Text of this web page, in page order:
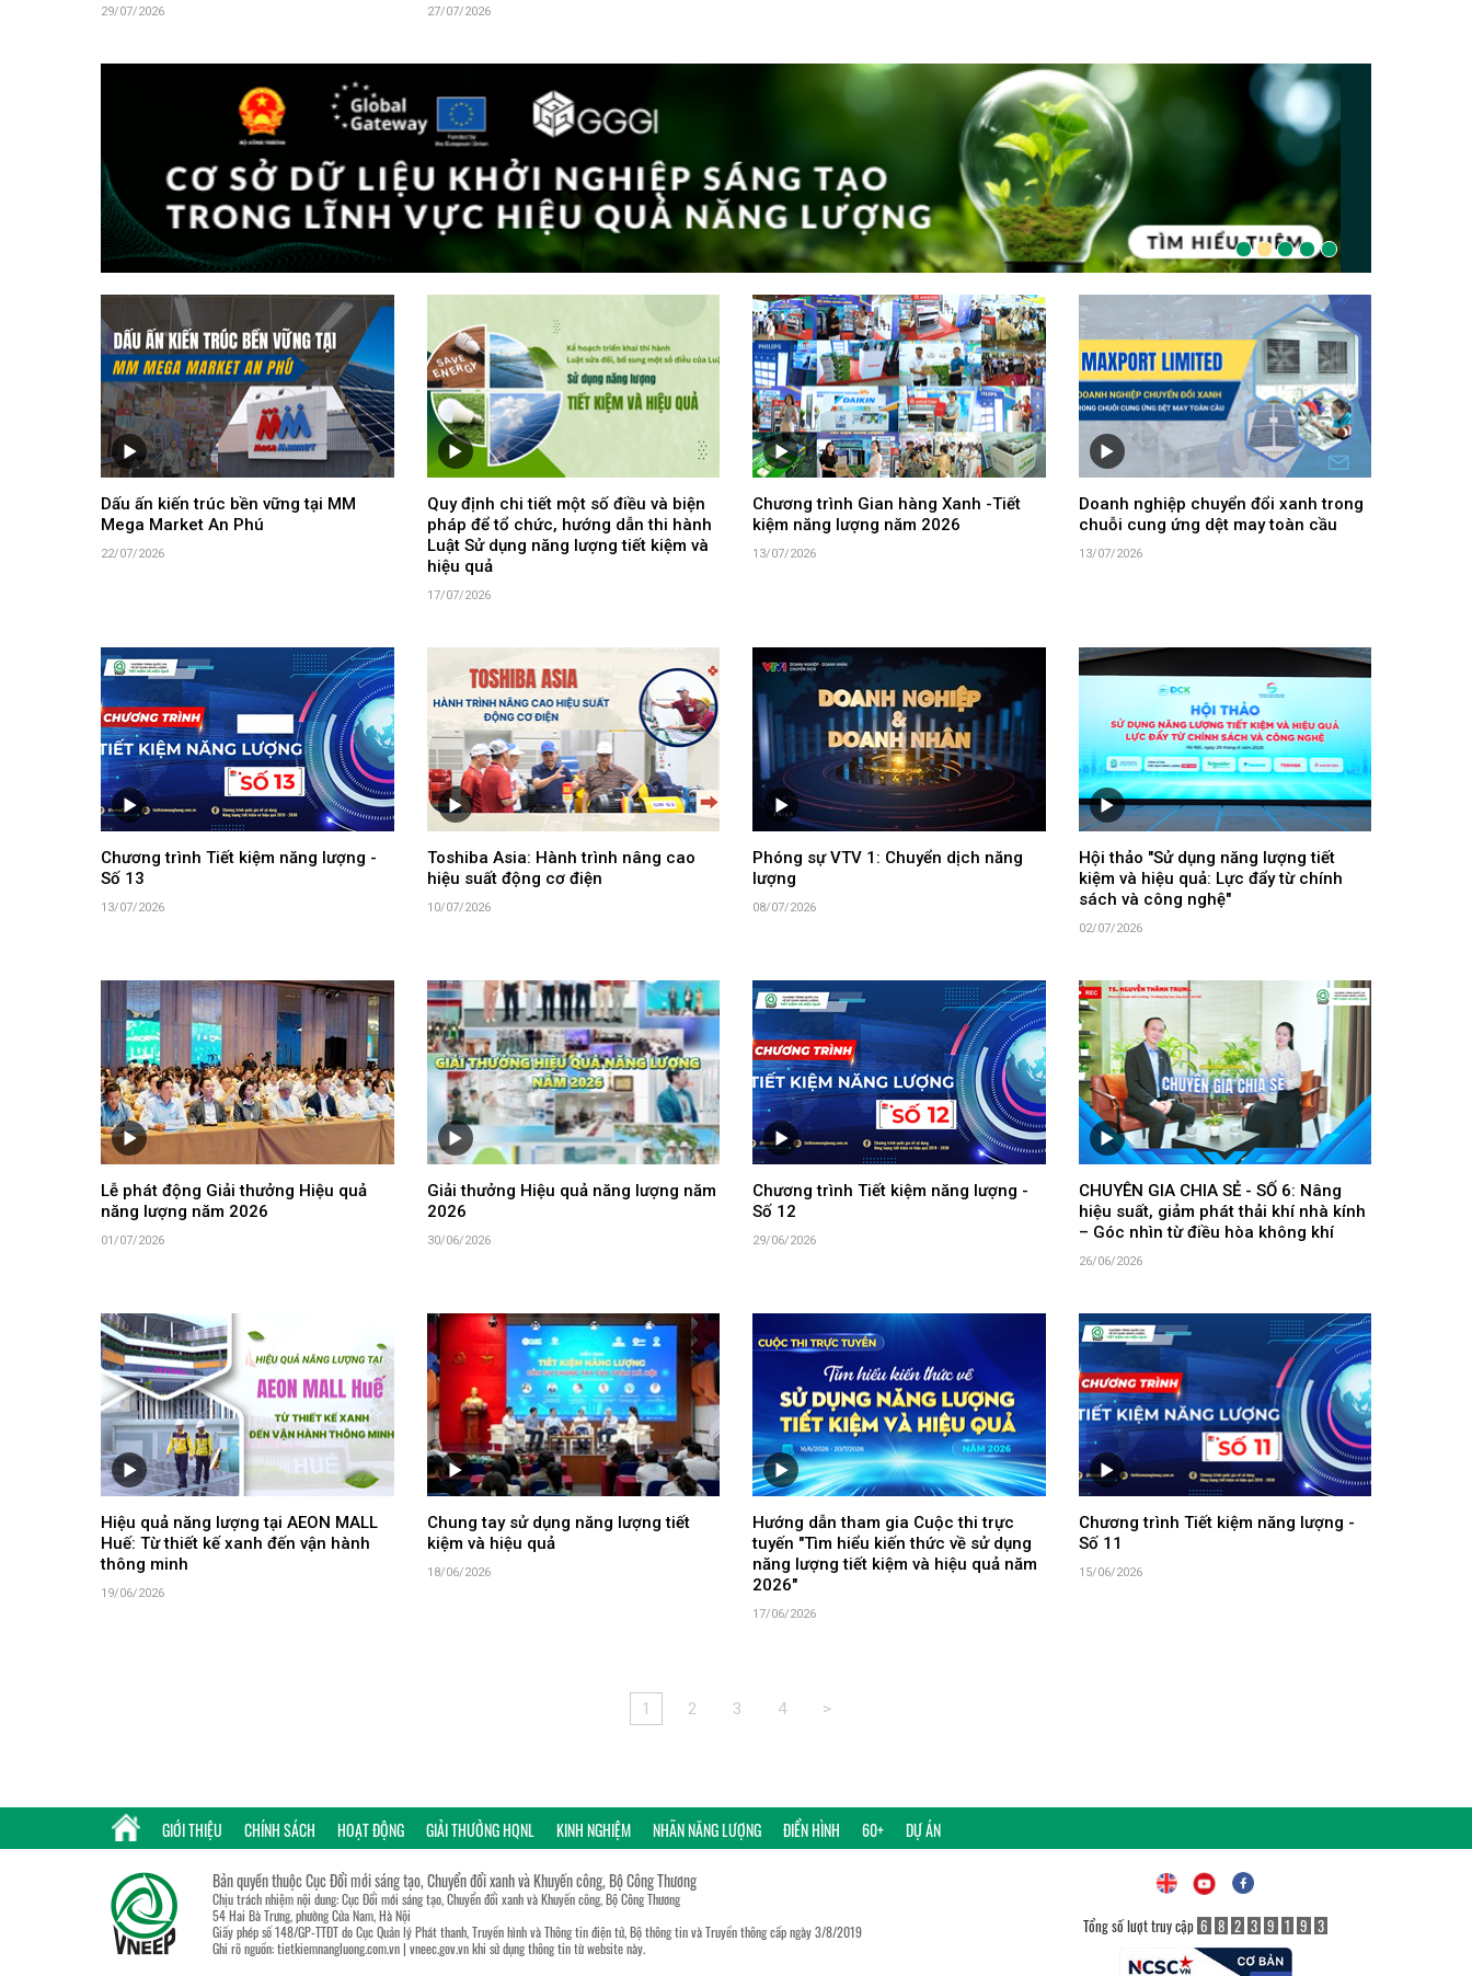
29/07/2026 27/07/2026
Dấu ấn kiến trúc bền vững tại MM
Mega Market An Phú
22/07/2026
Quy định chi tiết một số điều và biện
pháp để tổ chức, hướng dẫn thi hành
Luật Sử dụng năng lượng tiết kiệm và
hiệu quả
17/07/2026
Chương trình Gian hàng Xanh -Tiết
kiệm năng lượng năm 2026
13/07/2026
Doanh nghiệp chuyển đổi xanh trong
chuỗi cung ứng dệt may toàn cầu
13/07/2026
Chương trình Tiết kiệm năng lượng -
Số 13
13/07/2026
Toshiba Asia: Hành trình nâng cao
hiệu suất động cơ điện
10/07/2026
Phóng sự VTV 1: Chuyển dịch năng
lượng
08/07/2026
Hội thảo "Sử dụng năng lượng tiết
kiệm và hiệu quả: Lực đẩy từ chính
sách và công nghệ"
02/07/2026
Lễ phát động Giải thưởng Hiệu quả
năng lượng năm 2026
01/07/2026
Giải thưởng Hiệu quả năng lượng năm
2026
30/06/2026
Chương trình Tiết kiệm năng lượng -
Số 12
29/06/2026
CHUYÊN GIA CHIA SẺ - SỐ 6: Nâng
hiệu suất, giảm phát thải khí nhà kính
– Góc nhìn từ điều hòa không khí
26/06/2026
Hiệu quả năng lượng tại AEON MALL
Huế: Từ thiết kế xanh đến vận hành
thông minh
19/06/2026
Chung tay sử dụng năng lượng tiết
kiệm và hiệu quả
18/06/2026
Hướng dẫn tham gia Cuộc thi trực
tuyến "Tìm hiểu kiến thức về sử dụng
năng lượng tiết kiệm và hiệu quả năm
2026"
17/06/2026
Chương trình Tiết kiệm năng lượng -
Số 11
15/06/2026
1 2 3 4 >
GIỚI THIỆU CHÍNH SÁCH HOẠT ĐỘNG GIẢI THƯỞNG HQNL KINH NGHIỆM NHÃN NĂNG LƯỢNG ĐIỂN HÌNH 60+ DỰ ÁN
Bản quyền thuộc Cục Đổi mới sáng tạo, Chuyển đổi xanh và Khuyến công, Bộ Công Thương
Chịu trách nhiệm nội dung: Cục Đổi mới sáng tạo, Chuyển đổi xanh và Khuyến công, Bộ Công Thương
54 Hai Bà Trưng, phường Cửa Nam, Hà Nội
Giấy phép số 148/GP-TTĐT do Cục Quản lý Phát thanh, Truyền hình và Thông tin điện tử, Bộ thông tin và Truyền thông cấp ngày 3/8/2019
Ghi rõ nguồn:tietkiemnangluong.com.vn|vneec.gov.vnkhi sử dụng thông tin từ website này.
Tổng số lượt truy cập 6 8 2 3 9 1 9 3